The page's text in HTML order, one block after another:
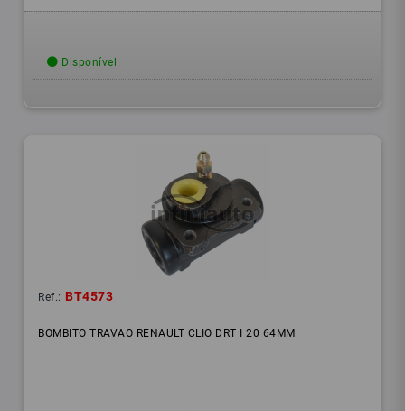
Disponível
Ref.: BT4573
BOMBITO TRAVAO RENAULT CLIO DRT I 20 64MM